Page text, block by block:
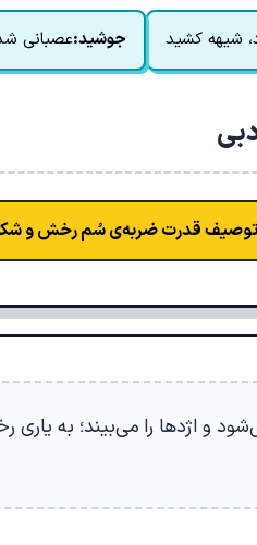
شیهه کشید جوشید:عصبانی
توصیف قدرت ضربه‌ی سُم رخش و
و اژدها را می‌بیند؛ به